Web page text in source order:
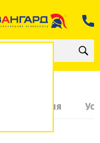
Гарантия